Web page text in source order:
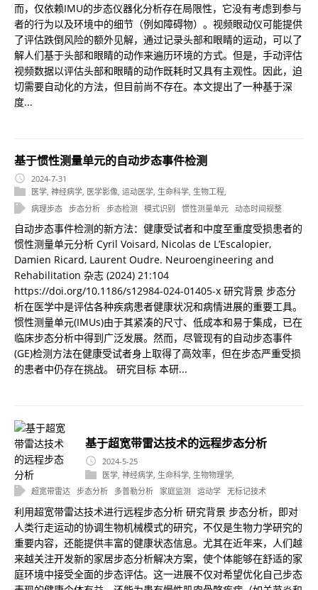
而，仅依赖IMU的步态仪器化分析存在局限性，它没有考虑到参与
者的行为以及环境中的细节（例如障碍物）。视频眼动仪可能提供
了评估跌倒风险的额外见解，通过记录头部和眼睛的运动，可以了
解人们基于头部和眼睛的动作来遍历环境的方式。但是，手动评估
视频数据以评估头部和眼睛的动作既耗时又具有主观性。因此，迫
切需要自动化的方法，但目前尚不存在。本文提出了一种基于深
度...
基于惯性测量单元的自动步态事件检测
2024-7-31
医学 神经病学 医学影像 运动医学 生命科学 生物工程
病理步态 步态分析 步态检测 模式识别 惯性测量单元 动态时间规整
自动步态事件检测的新方法：健康受试者和中度至重度受损患者的
惯性测量单元分析 Cyril Voisard, Nicolas de L’Escalopier,
Damien Ricard, Laurent Oudre. Neuroengineering and
Rehabilitation 杂志 (2024) 21:104
https://doi.org/10.1186/s12984-024-01405-x 研究背景 步态分
析在医学中是评估各种疾病患者健康状况和病情进展的重要工具。
惯性测量单元(IMUs)由于其紧凑的尺寸、低成本和易于集成，已在
临床步态分析中得到广泛发展。然而，尽管现有的自动步态事件
(GE)检测方法在健康受试者身上取得了高效率，但在步态严重受损
的患者中仍存在挑战。 研究目标 本研...
基于超宽带雷达技术的远程步态分析
2024-5-25
医学 神经病学 生命科学 生物物理学
超宽带雷达 步态分析 多普勒分析 家庭监测 运动学 无标记技术
利用超宽带雷达技术进行远程步态分析 研究背景 步态分析，即对
人类行走运动的协调生物机械模式的研究，不仅是生物力学研究的
重要内容，还能提供丰富的健康状态信息。尤其在近年来，人们越
来越关注开发新的家居步态分析解决方案，使个体能够在舒适的家
庭环境中接受全面的步态评估。这一进展不仅对希望优化自己步态